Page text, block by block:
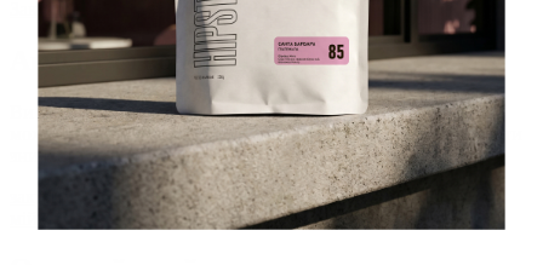
Закрити
Акаунт створено
Ви зареєструвалися на сайтіHipster.coffeeroasters і вже
можете користуватися особистим кабінетом, щоб отримувати
знижки та відстежувати історію замовлень!